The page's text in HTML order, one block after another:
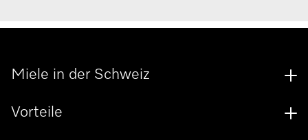
Miele in der Schweiz
Vorteile